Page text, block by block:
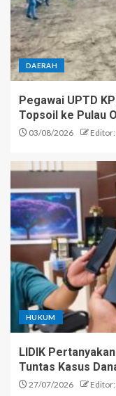
DAERAH
Pegawai UPTD
Topsoil ke Pulau
03/08/2026
HUKUM
LIDIK
Tuntas Kasus
27/07/2026